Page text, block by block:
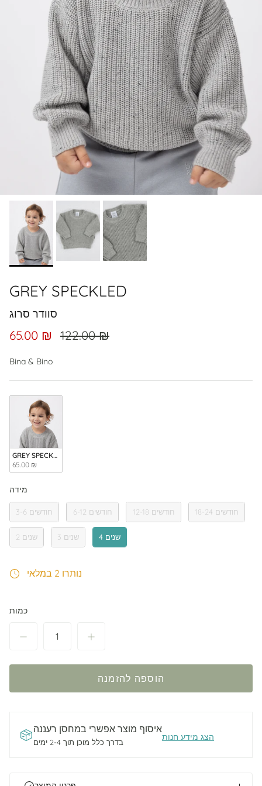
GREY SPECKLED
סוודר סרוג
65.00 ₪ 122.00 ₪
Bina & Bino
GREY SPECKLED
65.00 ₪
מידה
מידה
3-6 חודשים 6-12 חודשים 12-18 חודשים 18-24 חודשים
2 שנים 3 שנים 4 שנים
נותרו 2 במלאי
כמות
הוספה להזמנה
איסוף מוצר אפשרי במחסן רעננה
בדרך כלל מוכן תוך 2-4 ימים הצג מידע חנות